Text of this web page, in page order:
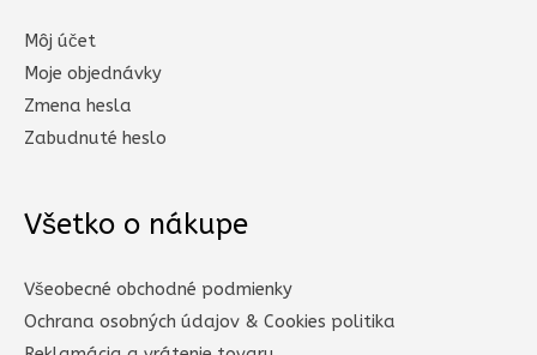
Môj účet
Moje objednávky
Zmena hesla
Zabudnuté heslo
Všetko o nákupe
Všeobecné obchodné podmienky
Ochrana osobných údajov & Cookies politika